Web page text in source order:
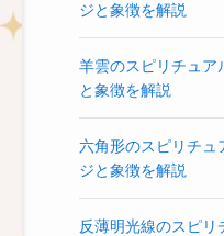
ジと象徴を解説
羊雲のスピリチュア
と象徴を解説
六角形のスピリチュ
ジと象徴を解説
反薄明光線のスピリ